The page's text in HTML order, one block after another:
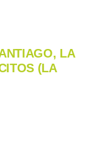
LA
(LA